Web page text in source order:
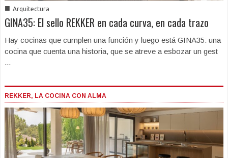
■ Arquitectura
GINA35: El sello REKKER en cada curva, en cada trazo
Hay cocinas que cumplen una función y luego está GINA35: una
cocina que cuenta una historia, que se atreve a esbozar un gest
...
REKKER, LA COCINA CON ALMA